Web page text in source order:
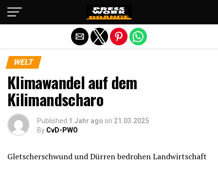
WELT
Klimawandel auf dem
Kilimandscharo
Published 1 Jahr ago on 21.03.2025
By CvD-PWO
Gletscherschwund und Dürren bedrohen Landwirtschaft
Die mobile Version verlassen